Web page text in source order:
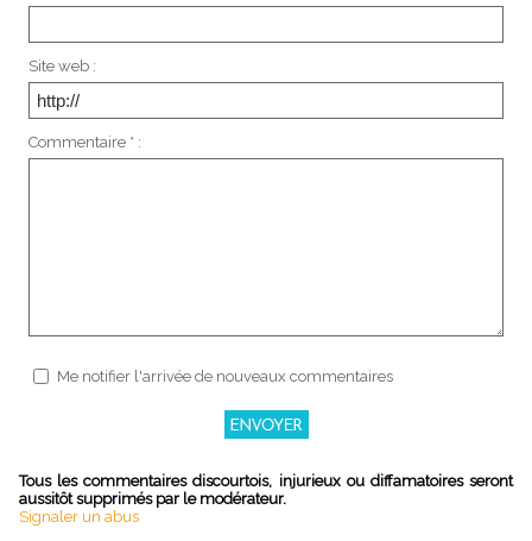
Site web :
Commentaire * :
Me notifier l'arrivée de nouveaux commentaires
Tous les commentaires discourtois, injurieux ou diffamatoires seront
aussitôt supprimés par le modérateur.
Signaler un abus